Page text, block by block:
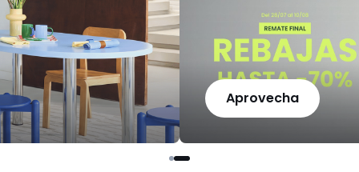
Aprovecha